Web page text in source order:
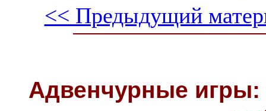
<< Предыдущий
Адвенчурные